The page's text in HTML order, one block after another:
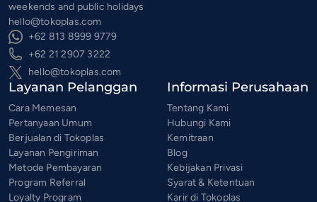
weekends and public holidays
hello@tokoplas.com
+62 813 8999 9779
+62 21 2907 3222
hello@tokoplas.com
Layanan Pelanggan
Cara Memesan
Pertanyaan Umum
Berjualan di Tokoplas
Layanan Pengiriman
Metode Pembayaran
Program Referral
Loyalty Program
Informasi Perusahaan
Tentang Kami
Hubungi Kami
Kemitraan
Blog
Kebijakan Privasi
Syarat & Ketentuan
Karir di Tokoplas